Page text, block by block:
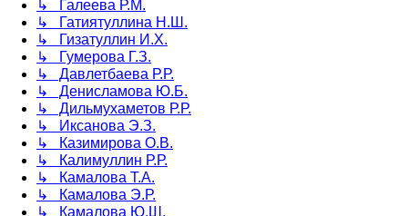
↳ Галеева Р.М.
↳ Гатиятуллина Н.Ш.
↳ Гизатуллин И.Х.
↳ Гумерова Г.З.
↳ Давлетбаева Р.Р.
↳ Денисламова Ю.Б.
↳ Дильмухаметов Р.Р.
↳ Иксанова Э.З.
↳ Казимирова О.В.
↳ Калимуллин Р.Р.
↳ Камалова Т.А.
↳ Камалова Э.Р.
↳ Камалова Ю.Ш.